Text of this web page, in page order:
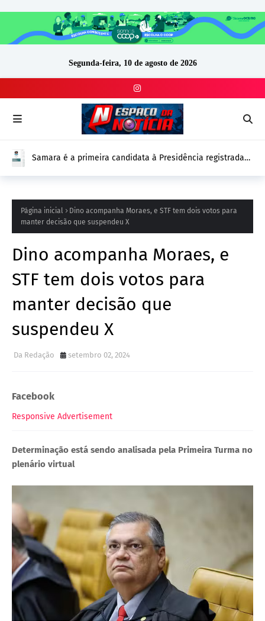
Segunda-feira, 10 de agosto de 2026
Samara é a primeira candidata à Presidência registrada
Página inicial
Dino acompanha Moraes, e STF tem dois votos para
manter decisão que suspendeu X
Dino acompanha Moraes, e
STF tem dois votos para
manter decisão que
suspendeu X
Da Redação setembro 02, 2024
Facebook
Responsive Advertisement
Determinação está sendo analisada pela Primeira Turma no
plenário virtual